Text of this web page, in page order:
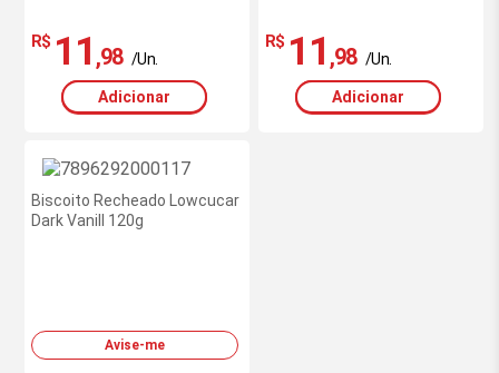
R$ 11 ,98 /Un.
Adicionar
R$ 11 ,98 /Un.
Adicionar
Biscoito Recheado Lowcucar
Dark Vanill 120g
Avise-me